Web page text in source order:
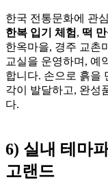
한국 전통문화에 관
한복 입기 체험 , 떡 만
한옥마을, 경주 교촌
교실을 운영하며, 예
합니다. 손으로 흙을
각이 발달하고, 완성
다.
6) 실내 테마
고랜드